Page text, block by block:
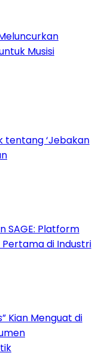
Musisi
tentang ‘Jebakan
SAGE: Platform
di Industri
Kian Menguat di